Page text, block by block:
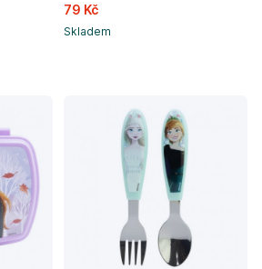
79 Kč
Skladem